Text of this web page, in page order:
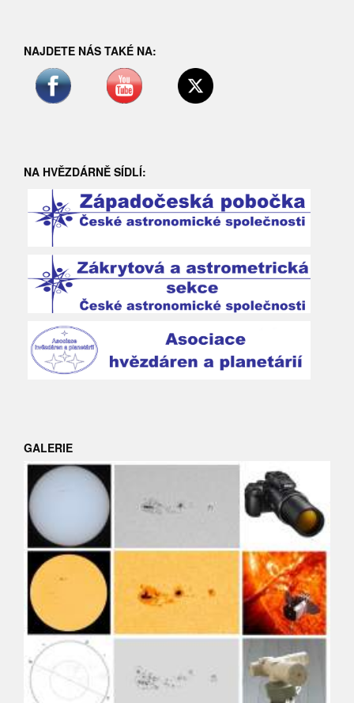
NAJDETE NÁS TAKÉ NA:
NA HVĚZDÁRNĚ SÍDLÍ:
GALERIE